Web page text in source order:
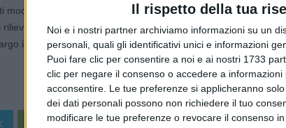
Il rispetto della tua
Noi e i nostri partner archiviamo informazioni su un
personali, quali gli identificativi unici e informazioni
Puoi fare clic per consentire a noi e ai nostri 1733
clic per negare il consenso o accedere a
acconsentire. Le tue preferenze si applicheranno
dei dati personali possono non richiedere il tuo
modificare le tue preferenze o revocare il consenso
moderati nord-orientali sul settore orientale della regione, con
rilievi; d’intensità più debole sul settore occidentale. Mare
in mattinata.